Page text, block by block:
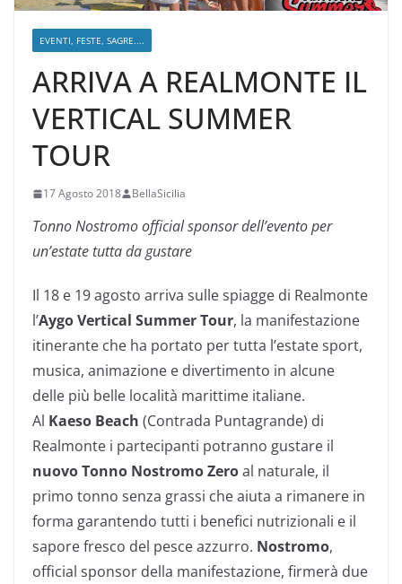
EVENTI, FESTE, SAGRE....
ARRIVA A REALMONTE IL
VERTICAL SUMMER
TOUR
17 Agosto 2018 BellaSicilia
Tonno Nostromo official sponsor dell’evento per
un’estate tutta da gustare
Il 18 e 19 agosto arriva sulle spiagge di Realmonte
l’AygoVertical Summer Tour, la manifestazione
itinerante che ha portato per tutta l’estate sport,
musica, animazione e divertimento in alcune
delle più belle località marittime italiane.
Al Kaeso Beach (Contrada Puntagrande) di
Realmonte i partecipanti potranno gustare il
nuovo Tonno Nostromo Zeroal naturale, il
primo tonno senza grassi che aiuta a rimanere in
forma garantendo tutti i benefici nutrizionali e il
sapore fresco del pesce azzurro. Nostromo,
official sponsor della manifestazione, firmerà due